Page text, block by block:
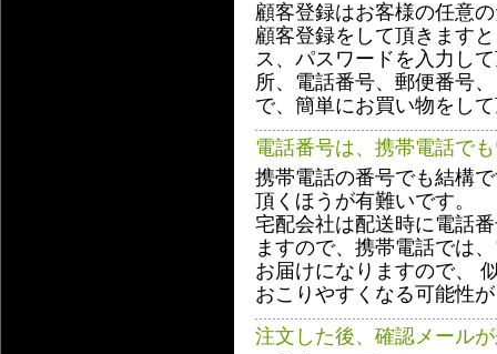
顧客登録はお客様の任意
顧客登録をして頂きます
ス、パスワードを入力し
所、電話番号、郵便番号
で、簡単にお買い物をし
電話番号は、携帯電話で
携帯電話の番号でも結構
頂くほうが有難いです。
宅配会社は配送時に電話
ますので、携帯電話では
お届けになりますので、
おこりやすくなる可能性
注文した後、確認メール